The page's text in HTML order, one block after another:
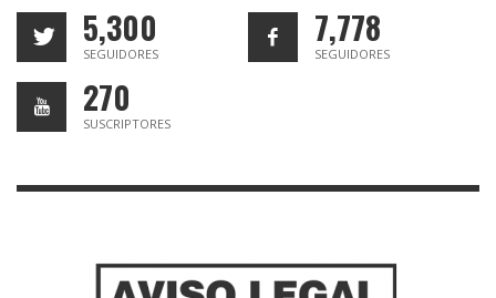
5,300
SEGUIDORES
7,778
SEGUIDORES
270
SUSCRIPTORES